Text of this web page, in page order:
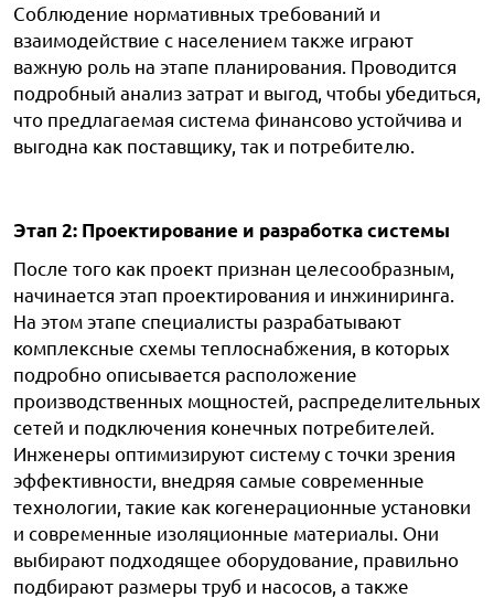
Соблюдение нормативных требований и
взаимодействие с населением также играют
важную роль на этапе планирования. Проводится
подробный анализ затрат и выгод, чтобы убедиться,
что предлагаемая система финансово устойчива и
выгодна как поставщику, так и потребителю.
Этап 2: Проектирование и разработка системы
После того как проект признан целесообразным,
начинается этап проектирования и инжиниринга.
На этом этапе специалисты разрабатывают
комплексные схемы теплоснабжения, в которых
подробно описывается расположение
производственных мощностей, распределительных
сетей и подключения конечных потребителей.
Инженеры оптимизируют систему с точки зрения
эффективности, внедряя самые современные
технологии, такие как когенерационные установки
и современные изоляционные материалы. Они
выбирают подходящее оборудование, правильно
подбирают размеры труб и насосов, а также